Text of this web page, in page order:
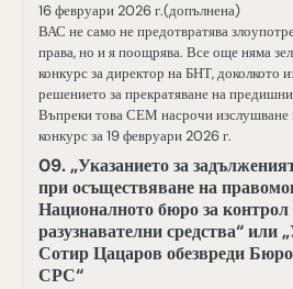
16 февруари 2026 г.(допълнена)
ВАС не само не предотвратява
права, но и я поощрява. Все още няма
конкурс за директор на БНТ, доколкото
решението за прекратяване на
Въпреки това СЕМ насрочи изслушване
конкурс за 19 февруари 2026 г.
09. „Указанието за
при осъществяване на
Националното бюро за контрол
разузнавателни средства“ или
Сотир Цацаров обезвреди
СРС“